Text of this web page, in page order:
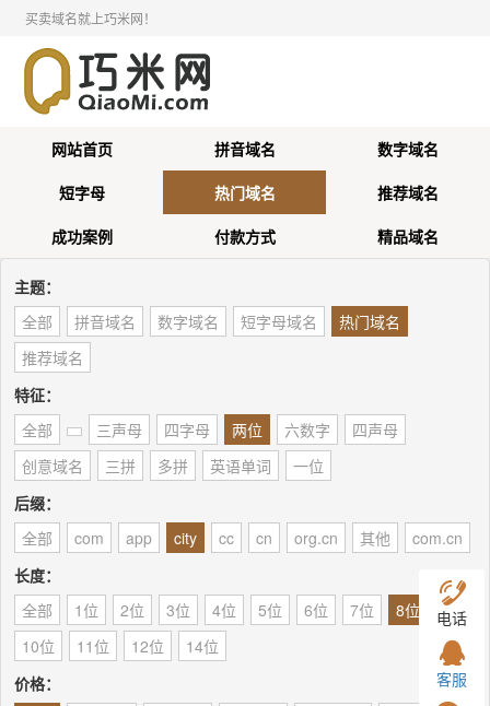
买卖域名就上巧米网！
网站首页 拼音域名
数字域名
短字母
热门域名
推荐域名
成功案例
付款方式 精品域名
主题：
全部
拼音域名 数字域名 短字母域名
热门域名
推荐域名
特征：
全部
三声母 四字母 两位 六数字
四声母
创意域名
三拼 多拼 英语单词
一位
后缀：
全部
com app city cc cn org.cn 其他
com.cn
长度：
全部
1位 2位 3位 4位 5位 6位 7位 8位
9位
10位
11位 12位
14位
价格：
电话
客服